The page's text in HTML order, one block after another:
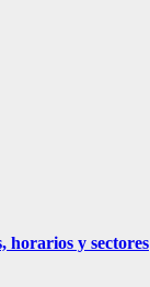
horarios y sectores